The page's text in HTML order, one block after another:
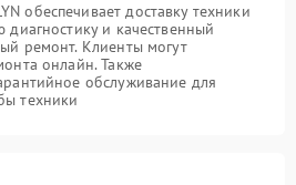
обеспечивает доставку техники
и качественный
ремонт. Клиенты могут
онлайн. Также
обслуживание для
техники